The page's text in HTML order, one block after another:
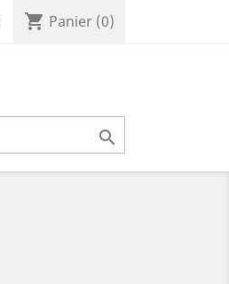
shopping_cart Panier (0)
